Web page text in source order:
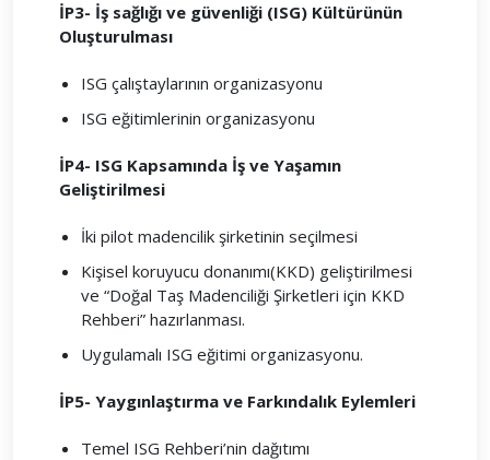
İP3- İş sağlığı ve güvenliği (ISG) Kültürünün
Oluşturulması
ISG çalıştaylarının organizasyonu
ISG eğitimlerinin organizasyonu
İP4- ISG Kapsamında İş ve Yaşamın
Geliştirilmesi
İki pilot madencilik şirketinin seçilmesi
Kişisel koruyucu donanımı(KKD) geliştirilmesi
ve “Doğal Taş Madenciliği Şirketleri için KKD
Rehberi” hazırlanması.
Uygulamalı ISG eğitimi organizasyonu.
İP5- Yaygınlaştırma ve Farkındalık Eylemleri
Temel ISG Rehberi’nin dağıtımı